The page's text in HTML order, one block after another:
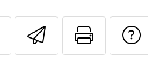
Enviar